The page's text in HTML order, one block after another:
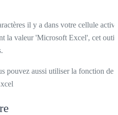
il y a dans votre cellule
la valeur 'Microsoft Excel', cet outil
pouvez aussi utiliser la fonction de